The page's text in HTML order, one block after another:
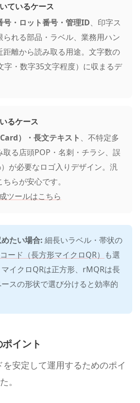
ているケース
号・ロット番号・管理ID、印字ス
られる部品・ラベル、業務用ハン
距離から読み取る用途。文字数の
字・数字35文字程度）に収まるデ
るケース
）・長文テキスト 、不特定多
る店頭POP・名刺・チラシ、誤
が必要なロゴ入りデザイン。汎
らが安心です。
ツールはこちら
たい場合: 細長いラベル・帯状の
ード（長方形マイクロQR） も選
イクロQRは正方形、rMQRは長
スの形状で選び分けると効率的
イント
安定して運用するためのポイ
。